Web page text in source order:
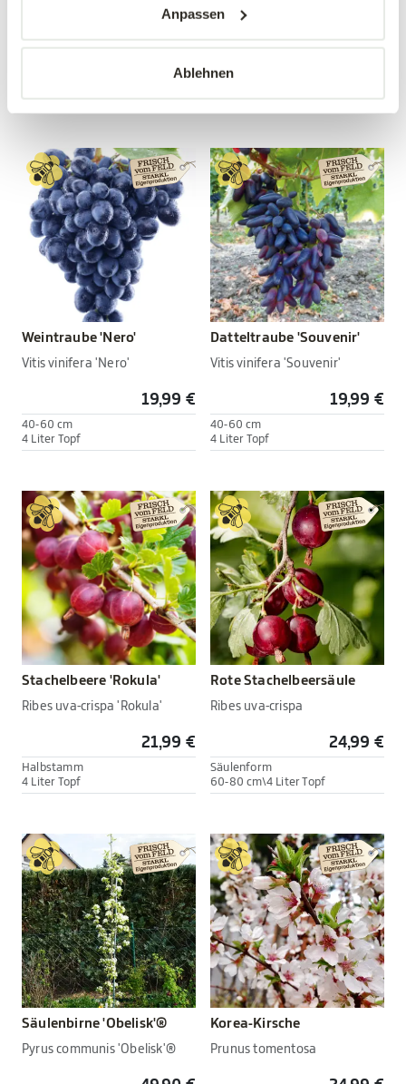
Anpassen
Ablehnen
10 Liter Topf
Busch
10 Liter Topf
Weintraube 'Nero'
Vitis vinifera 'Nero'
19,99 €
40-60 cm
4 Liter Topf
Datteltraube 'Souvenir'
Vitis vinifera 'Souvenir'
19,99 €
40-60 cm
4 Liter Topf
Stachelbeere 'Rokula'
Ribes uva-crispa 'Rokula'
21,99 €
Halbstamm
4 Liter Topf
Rote Stachelbeersäule
Ribes uva-crispa
24,99 €
Säulenform
60-80 cm\4 Liter Topf
Säulenbirne 'Obelisk'®
Pyrus communis 'Obelisk'®
Korea-Kirsche
Prunus tomentosa